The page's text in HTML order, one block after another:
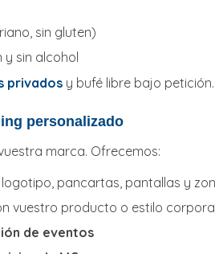
sin gluten)
y sin alcohol
privados y bufé libre bajo petición.
personalizado
marca. Ofrecemos:
pancartas, pantallas y
vuestro producto o estilo
de eventos